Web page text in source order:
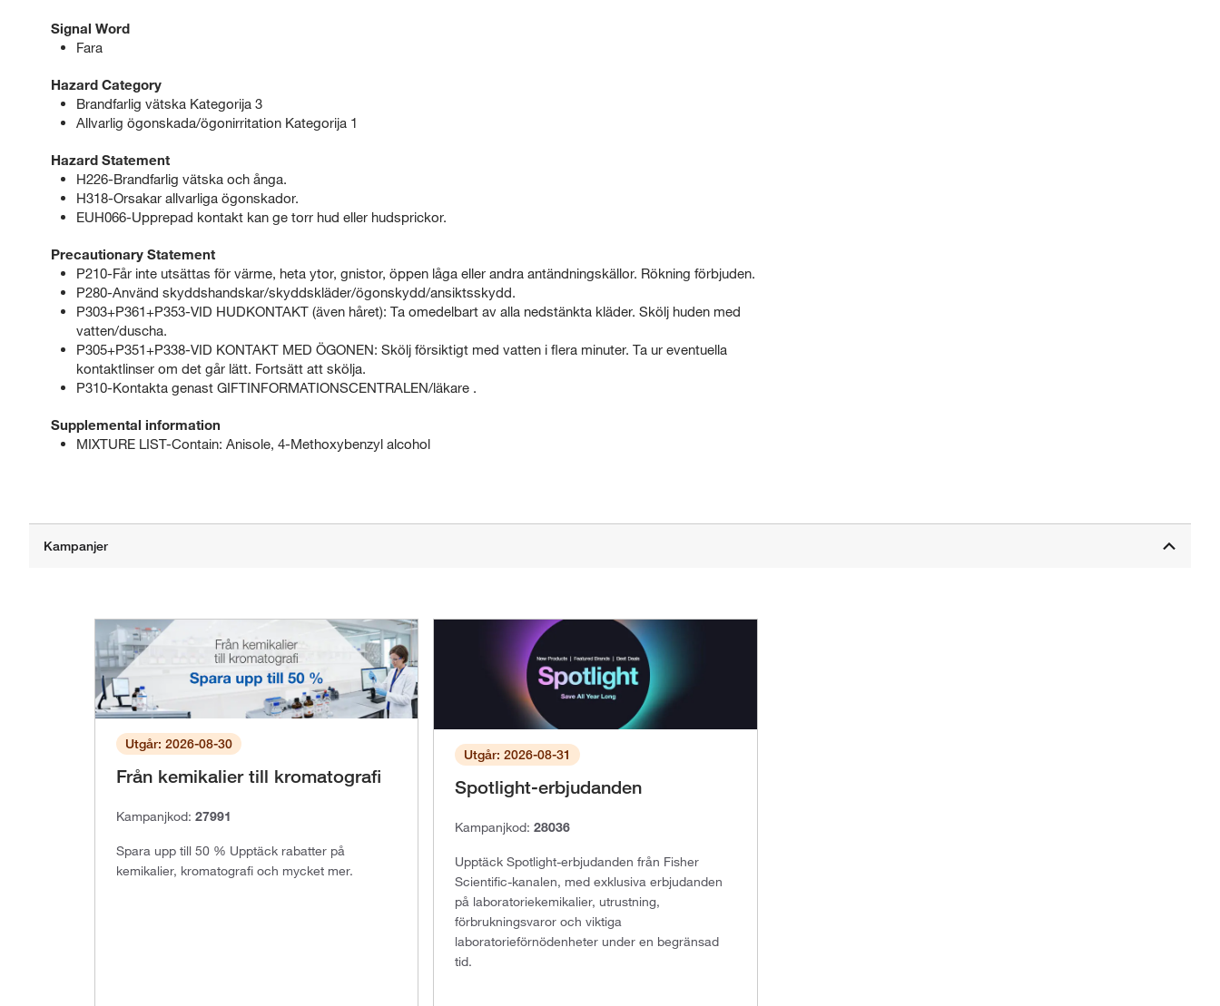
Signal Word
Fara
Hazard Category
Brandfarlig vätska Kategorija 3
Allvarlig ögonskada/ögonirritation Kategorija 1
Hazard Statement
H226-Brandfarlig vätska och ånga.
H318-Orsakar allvarliga ögonskador.
EUH066-Upprepad kontakt kan ge torr hud eller hudsprickor.
Precautionary Statement
P210-Får inte utsättas för värme, heta ytor, gnistor, öppen låga eller andra antändningskällor. Rökning förbjuden.
P280-Använd skyddshandskar/skyddskläder/ögonskydd/ansiktsskydd.
P303+P361+P353-VID HUDKONTAKT (även håret): Ta omedelbart av alla nedstänkta kläder. Skölj huden med
vatten/duscha.
P305+P351+P338-VID KONTAKT MED ÖGONEN: Skölj försiktigt med vatten i flera minuter. Ta ur eventuella
kontaktlinser om det går lätt. Fortsätt att skölja.
P310-Kontakta genast GIFTINFORMATIONSCENTRALEN/läkare .
Supplemental information
MIXTURE LIST-Contain: Anisole, 4-Methoxybenzyl alcohol
Utgår: 2026-08-30
Från kemikalier till kromatografi
Kampanjkod: 27991
Spara upp till 50 % Upptäck rabatter på
kemikalier, kromatografi och mycket mer.
Utgår: 2026-08-31
Spotlight-erbjudanden
Kampanjkod:28036
Upptäck Spotlight-erbjudanden från Fisher
Scientific-kanalen, med exklusiva erbjudanden
på laboratoriekemikalier, utrustning,
förbrukningsvaror och viktiga
laboratorieförnödenheter under en begränsad
tid.